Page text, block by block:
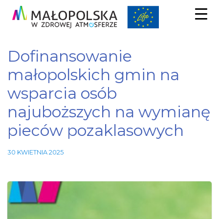
Dofinansowanie
małopolskich gmin na
wsparcia osób
najuboższych na wymianę
pieców pozaklasowych
30 KWIETNIA 2025